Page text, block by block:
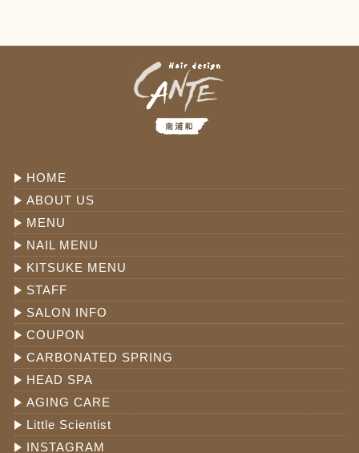
HOME
ABOUT US
MENU
NAIL MENU
KITSUKE MENU
STAFF
SALON INFO
COUPON
CARBONATED SPRING
HEAD SPA
AGING CARE
Little Scientist
INSTAGRAM